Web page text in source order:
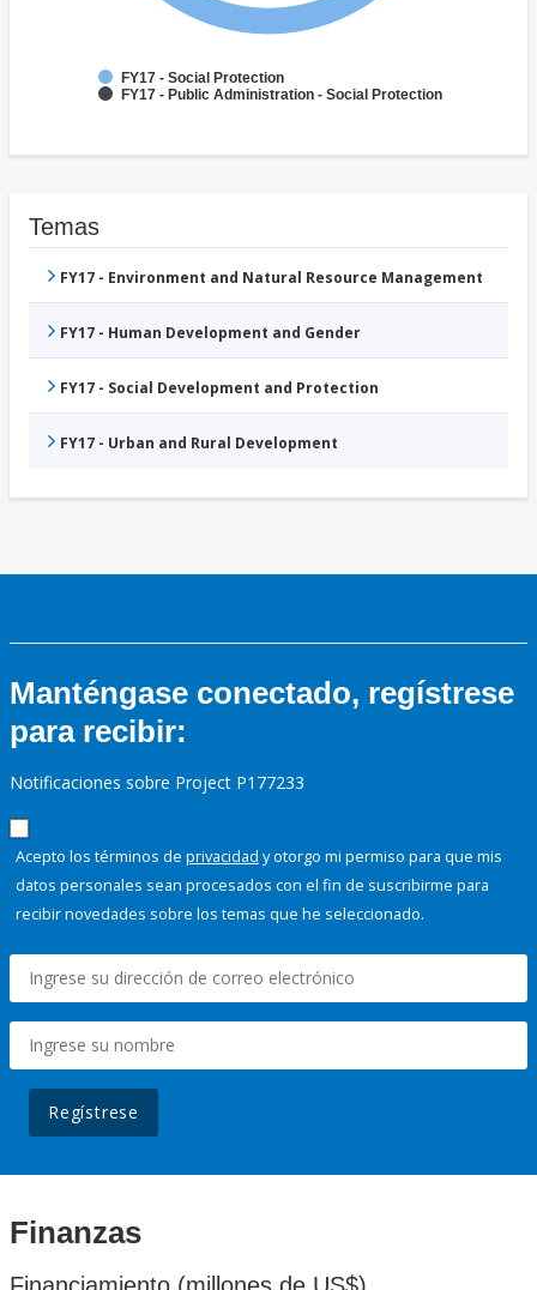
FY17 - Social Protection
FY17 - Public Administration - Social Protection
Temas
FY17 - Environment and Natural Resource Management
FY17 - Human Development and Gender
FY17 - Social Development and Protection
FY17 - Urban and Rural Development
Manténgase conectado, regístrese
para recibir:
Notificaciones sobre Project P177233
Acepto los términos de privacidad y otorgo mi permiso para que mis
datos personales sean procesados con el fin de suscribirme para
recibir novedades sobre los temas que he seleccionado.
Regístrese
Finanzas